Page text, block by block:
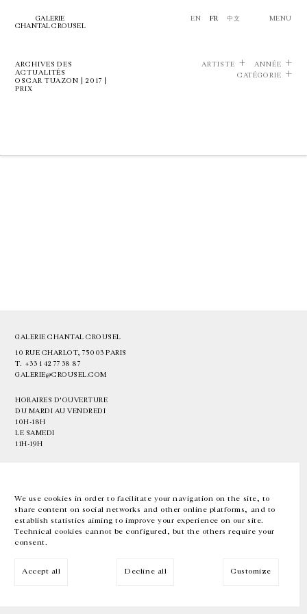
We use cookies in order to facilitate your navigation on the site, to
share content on social networks and other online platforms, and to
establish statistics aiming to improve your experience on our site.
Technical cookies cannot be configured, but the others require your
consent.
Accept all Decline all Customize
GALERIE
CHANTAL CROUSEL
EN FR 中文 MENU
ARCHIVES DES
ACTUALITÉS
OSCAR TUAZON | 2017 |
PRIX
ARTISTE
ANNÉE
CATÉGORIE
GALERIE CHANTAL CROUSEL
10 RUE CHARLOT, 75003 PARIS
T. +33 1 42 77 38 87
GALERIE@CROUSEL.COM
HORAIRES D'OUVERTURE
DU MARDI AU VENDREDI
10H-18H
LE SAMEDI
11H-19H
EN FR 中文 Facebook Instagram
Inscrivez-vous à notre newsletter